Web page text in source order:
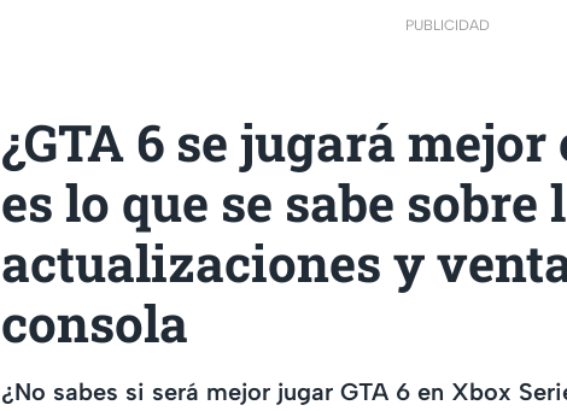
PUBLICIDAD
¿GTA 6 se jugará mejor
es lo que se sabe sobre
actualizaciones y
consola
¿No sabes si será mejor jugar GTA 6 en Xbox